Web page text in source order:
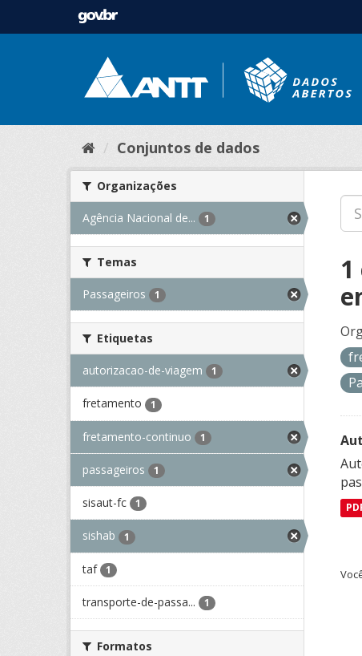
Conjuntos de dados
Organizações
Agência Nacional de... 1
Temas
Passageiros 1
Etiquetas
autorizacao-de-viagem 1
fretamento 1
fretamento-continuo 1
passageiros 1
sisaut-fc 1
sishab 1
taf 1
transporte-de-passa... 1
Formatos